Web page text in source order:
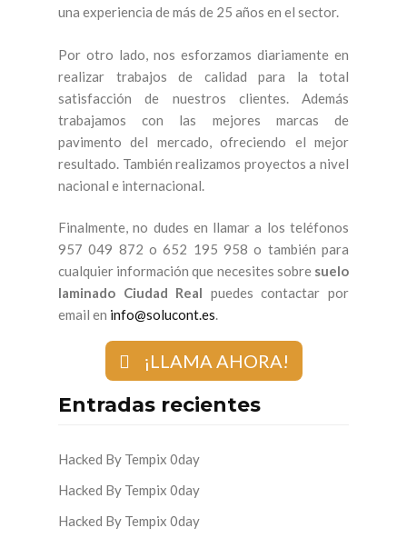
una experiencia de más de 25 años en el sector.
Por otro lado, nos esforzamos diariamente en
realizar trabajos de calidad para la total
satisfacción de nuestros clientes. Además
trabajamos con las mejores marcas de
pavimento del mercado, ofreciendo el mejor
resultado. También realizamos proyectos a nivel
nacional e internacional.
Finalmente, no dudes en llamar a los teléfonos
957 049 872 o 652 195 958 o también para
cualquier información que necesites sobre suelo
laminado Ciudad Real puedes contactar por
email en info@solucont.es.
¡LLAMA AHORA!
Entradas recientes
Hacked By Tempix 0day
Hacked By Tempix 0day
Hacked By Tempix 0day